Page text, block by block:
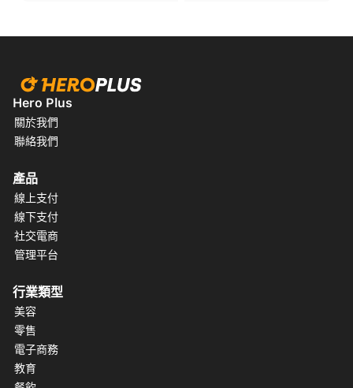
Hero Plus
關於我們
聯絡我們
產品
線上支付
線下支付
社交電商
管理平台
行業類型
美容
零售
電子商務
教育